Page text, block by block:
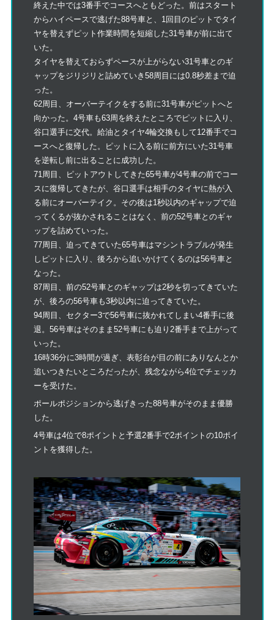
終えた中では3番手でコースへともどった。前はスタート
からハイペースで逃げた88号車と、1回目のピットでタイ
ヤを替えずピット作業時間を短縮した31号車が前に出て
いた。
タイヤを替えておらずペースが上がらない31号車とのギ
ャップをジリジリと詰めていき58周目には0.8秒差まで迫
った。
62周目、オーバーテイクをする前に31号車がピットへと
向かった。4号車も63周を終えたところでピットに入り、
谷口選手に交代。給油とタイヤ4輪交換もして12番手でコ
ースへと復帰した。ピットに入る前に前方にいた31号車
を逆転し前に出ることに成功した。
71周目、ピットアウトしてきた65号車が4号車の前でコー
スに復帰してきたが、谷口選手は相手のタイヤに熱が入
る前にオーバーテイク。その後は1秒以内のギャップで迫
ってくるが抜かされることはなく、前の52号車とのギャ
ップを詰めていった。
77周目、迫ってきていた65号車はマシントラブルが発生
しピットに入り、後ろから追いかけてくるのは56号車と
なった。
87周目、前の52号車とのギャップは2秒を切ってきていた
が、後ろの56号車も3秒以内に迫ってきていた。
94周目、セクター3で56号車に抜かれてしまい4番手に後
退。56号車はそのまま52号車にも迫り2番手まで上がって
いった。
16時36分に3時間が過ぎ、表彰台が目の前にありなんとか
追いつきたいところだったが、残念ながら4位でチェッカ
ーを受けた。
ポールポジションから逃げきった88号車がそのまま優勝
した。
4号車は4位で8ポイントと予選2番手で2ポイントの10ポイ
ントを獲得した。